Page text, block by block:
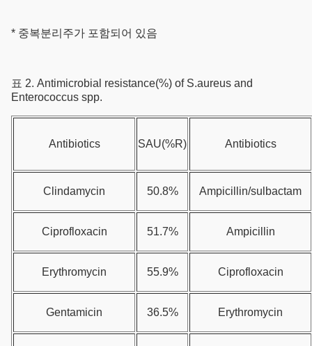
* 중복분리주가 포함되어 있음
표 2. Antimicrobial resistance(%) of S.aureus and
Enterococcus spp.
Antibiotics SAU(%R) Antibiotics
Clindamycin 50.8% Ampicillin/sulbactam
Ciprofloxacin 51.7% Ampicillin
Erythromycin 55.9% Ciprofloxacin
Gentamicin 36.5% Erythromycin